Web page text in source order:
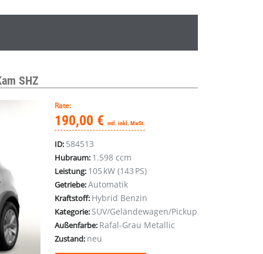
SHZ
Rate:
190,00 € mtl. inkl. MwSt.
ID: 584513
Hubraum: 1.598 ccm
Leistung: 105 kW (143 PS)
Getriebe:Automatik
Kraftstoff: Hybrid Benzin
Kategorie: SUV/Geländewagen/Pickup
Außenfarbe: Rafal-Grau Metallic
Zustand: neu